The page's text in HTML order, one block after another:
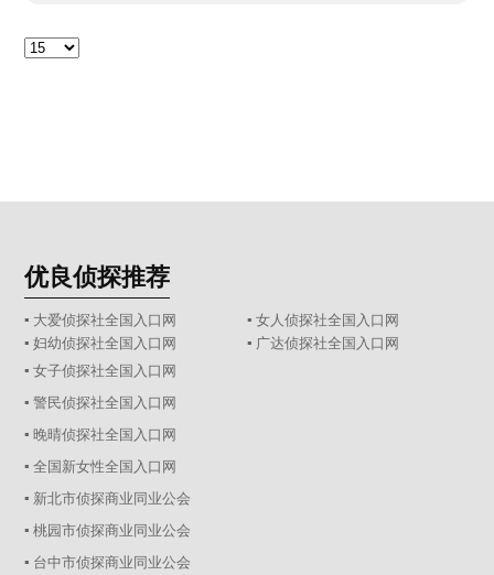
优良侦探推荐
▪ 大爱侦探社全国入口网
▪ 女人侦探社全国入口网
▪ 妇幼侦探社全国入口网
▪ 广达侦探社全国入口网
▪ 女子侦探社全国入口网
▪ 警民侦探社全国入口网
▪ 晚晴侦探社全国入口网
▪ 全国新女性全国入口网
▪ 新北市侦探商业同业公会
▪ 桃园市侦探商业同业公会
▪ 台中市侦探商业同业公会